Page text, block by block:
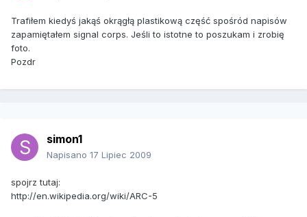
Trafiłem kiedyś jakąś okrągłą plastikową część spośród napisów
zapamiętałem signal corps. Jeśli to istotne to poszukam i zrobię
foto.
Pozdr
simon1
Napisano 17 Lipiec 2009
spojrz tutaj:
http://en.wikipedia.org/wiki/ARC-5